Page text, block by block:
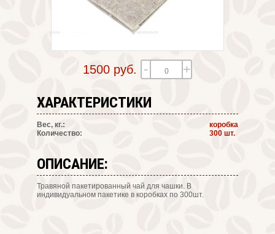
1500 руб. - +
ХАРАКТЕРИСТИКИ
Вес, кг.:
Количество:
коробка
300 шт.
ОПИСАНИЕ:
Травяной пакетированный чай для чашки. В
индивидуальном пакетике в коробках по 300шт.